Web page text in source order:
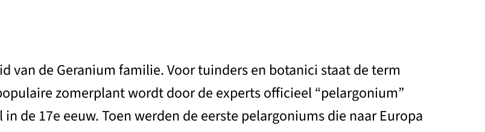
van de Geranium familie. Voor tuinders en botanici staat de term
zomerplant wordt door de experts officieel “pelargonium”
de 17e eeuw. Toen werden de eerste pelargoniums die naar Europa